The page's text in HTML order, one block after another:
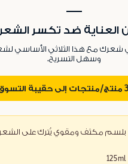
بلسم مكثف ومقوي يُترك على الشعر
125ml
العناية ضد تكسر الشعر
مع هذا الثلاثي الأساسي
وسهل التسريح.